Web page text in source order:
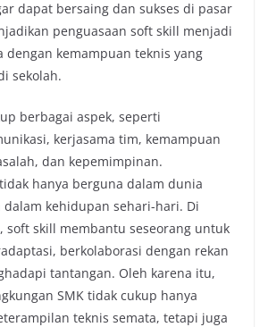
dapat bersaing dan sukses di pasar
penguasaan soft skill menjadi
dengan kemampuan teknis yang
sekolah.
berbagai aspek, seperti
kerjasama tim, kemampuan
dan kepemimpinan.
hanya berguna dalam dunia
kehidupan sehari-hari. Di
soft skill membantu seseorang untuk
berkolaborasi dengan rekan
tantangan. Oleh karena itu,
SMK tidak cukup hanya
teknis semata, tetapi juga